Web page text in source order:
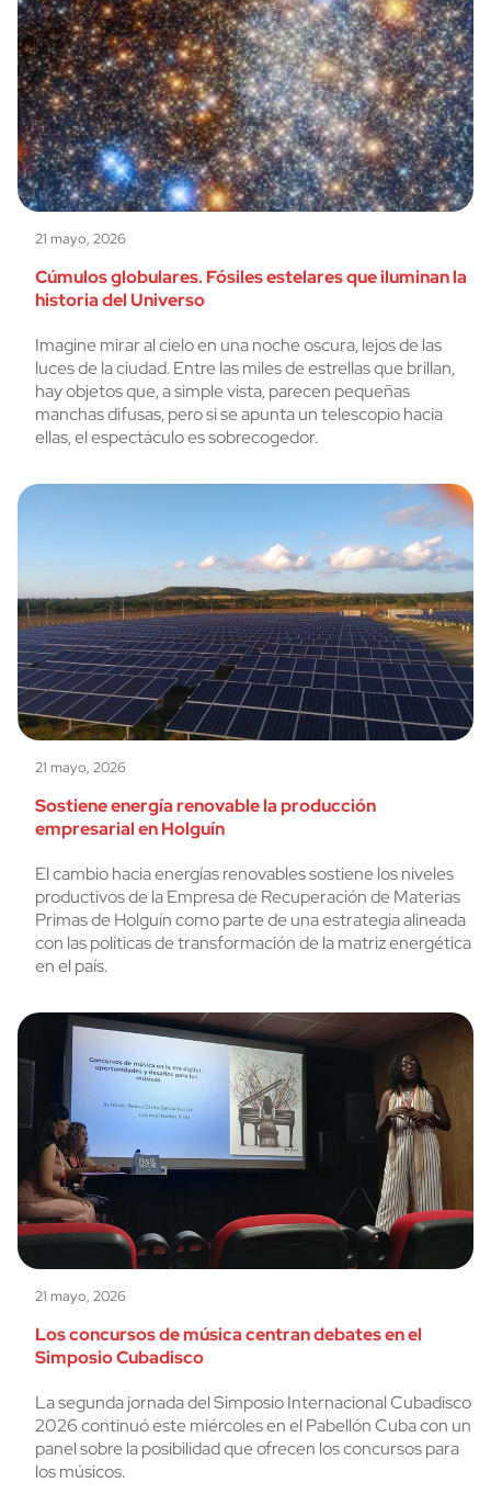
21 mayo, 2026
Cúmulos globulares. Fósiles estelares que iluminan la
historia del Universo
Imagine mirar al cielo en una noche oscura, lejos de las
luces de la ciudad. Entre las miles de estrellas que brillan,
hay objetos que, a simple vista, parecen pequeñas
manchas difusas, pero si se apunta un telescopio hacia
ellas, el espectáculo es sobrecogedor.
21 mayo, 2026
Sostiene energía renovable la producción
empresarial en Holguín
El cambio hacia energías renovables sostiene los niveles
productivos de la Empresa de Recuperación de Materias
Primas de Holguín como parte de una estrategia alineada
con las políticas de transformación de la matriz energética
en el país.
21 mayo, 2026
Los concursos de música centran debates en el
Simposio Cubadisco
La segunda jornada del Simposio Internacional Cubadisco
2026 continuó este miércoles en el Pabellón Cuba con un
panel sobre la posibilidad que ofrecen los concursos para
los músicos.